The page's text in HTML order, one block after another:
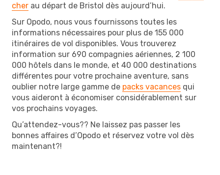
cher au départ de Bristol dès aujourd’hui.
Sur Opodo, nous vous fournissons toutes les
informations nécessaires pour plus de 155 000
itinéraires de vol disponibles. Vous trouverez
information sur 690 compagnies aériennes, 2 100
000 hôtels dans le monde, et 40 000 destinations
différentes pour votre prochaine aventure, sans
oublier notre large gamme de packs vacances qui
vous aideront à économiser considérablement sur
vos prochains voyages.
Qu’attendez-vous?? Ne laissez pas passer les
bonnes affaires d’Opodo et réservez votre vol dès
maintenant?!